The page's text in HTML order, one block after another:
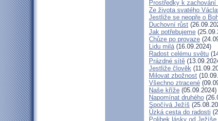
Prostředky k
Ze života svatého
Jestliže se neopře o
Duchovní růst
Jak potřebujeme
Chůze po provaze
Lidu milá(16.09.2024)
Radost celému světu
Prázdné sítě
Jestliže člověk
Milovat zbožnost
Všechno ztracené
Naše kříže (05.09.2024)
Napomínat druhého
Spočívá Ježíš
Úzká cesta do radosti
Polibek lásky od Ježíše